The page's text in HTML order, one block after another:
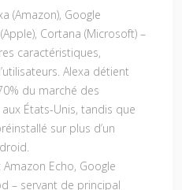
(Amazon), Google
Cortana (Microsoft) –
caractéristiques,
Alexa détient
du marché des
États-Unis, tandis que
sur plus d’un
Amazon Echo, Google
– servant de principal